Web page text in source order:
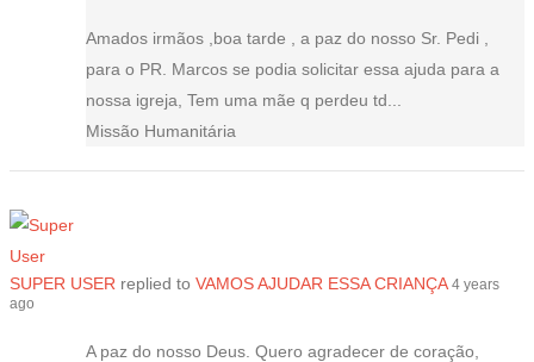
Amados irmãos ,boa tarde , a paz do nosso Sr. Pedi ,
para o PR. Marcos se podia solicitar essa ajuda para a
nossa igreja, Tem uma mãe q perdeu td...
Missão Humanitária
SUPER USER replied to VAMOS AJUDAR ESSA CRIANÇA 4 years
ago
A paz do nosso Deus. Quero agradecer de coração,